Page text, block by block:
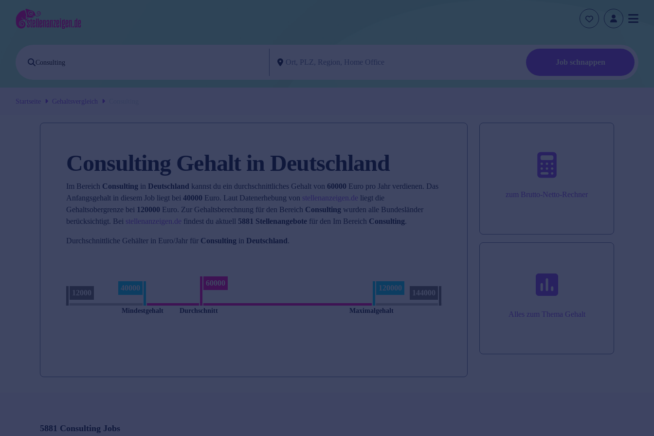
Job schnappen
Startseite Gehaltsvergleich
Consulting Gehalt in Deutschland
Im Bereich Consulting in Deutschland kannst du ein durchschnittliches Gehalt von 60000 Euro pro Jahr verdienen. Das
Anfangsgehalt in diesem Job liegt bei 40000 Euro. Laut Datenerhebung von stellenanzeigen.de liegt die
Gehaltsobergrenze bei 120000 Euro. Zur Gehaltsberechnung für den Bereich Consulting wurden alle Bundesländer
berücksichtigt. Bei stellenanzeigen.de findest du aktuell 5881 Stellenangebote für den Im Bereich Consulting.
Durchschnittliche Gehälter in Euro/Jahr für Consulting in Deutschland.
12000
40000
Mindestgehalt
60000
Durchschnitt
120000
Maximalgehalt
144000
zum Brutto-Netto-Rechner
Alles zum Thema Gehalt
5881 Consulting Jobs